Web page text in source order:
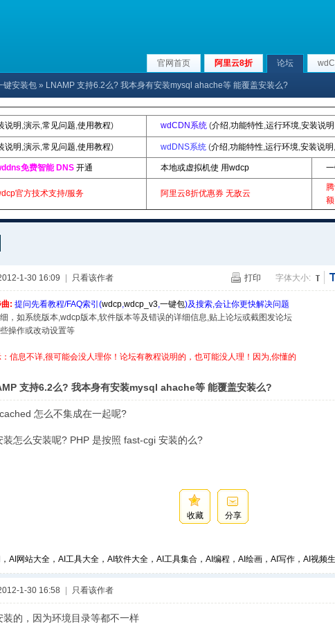
官网首页 阿里云8折 论坛
键安装包 » LNAMP 支持6.2么? 我本身有安装mysql ahache等 能覆盖安装么?
说明 ,演示,常见问题,使用教程) wdCDN系统 (介绍,功能特性,运行环境,安装说明
说明 ,演示,常见问题,使用教程) wdDNS系统 (介绍,功能特性,运行环境,安装说明 ,
免费智能 DNS 开通 本地或虚拟机使 用wdcp
官方技术支持/服务 阿里云8折优惠券 无敌云
打印 字体大小:
1-30 16:09 只看该作者
: 提问先看教程/FAQ索引(wdcp,wdcp_v3,一键包)及搜索,会让你更快解决问题
，如系统版本,wdcp版本,软件版本等及错误的详细信息,贴上论坛或截图发论坛
操作或改动设置等
信息不详,很可能会没人理你！论坛有教程说明的，也可能没人理！因为,你懂的
支持6.2么? 我本身有安装mysql ahache等 能覆盖安装么?
怎么不集成在一起呢?
装怎么安装呢? PHP 是按照 fast-cgi 安装的么?
收藏 分享
AI网站大全，AI工具大全，AI软件大全，AI工具集合，AI编程，AI绘画，AI写作，AI视频
1-30 16:58 只看该作者
装的，因为环境目录等都不一样